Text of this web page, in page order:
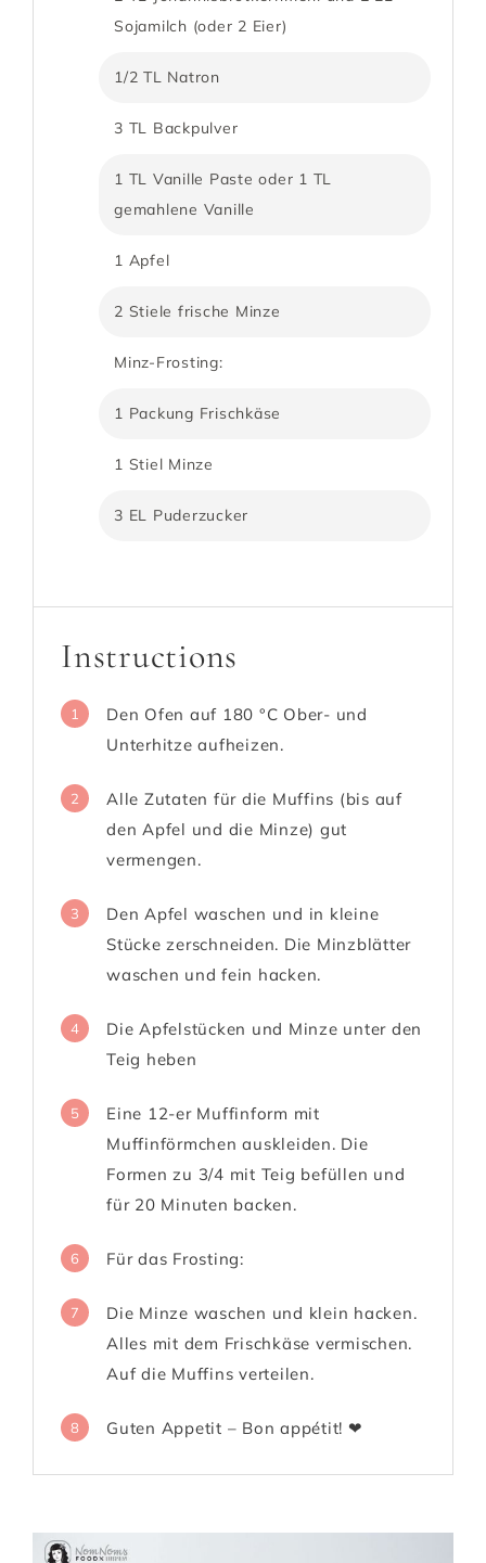
Sojamilch (oder 2 Eier)
1/2 TL Natron
3 TL Backpulver
1 TL Vanille Paste oder 1 TL
gemahlene Vanille
1 Apfel
2 Stiele frische Minze
Minz-Frosting:
1 Packung Frischkäse
1 Stiel Minze
3 EL Puderzucker
Instructions
1
Den Ofen auf 180 °C Ober- und
Unterhitze aufheizen.
2
Alle Zutaten für die Muffins (bis auf
den Apfel und die Minze) gut
vermengen.
3
Den Apfel waschen und in kleine
Stücke zerschneiden. Die Minzblätter
waschen und fein hacken.
4
Die Apfelstücken und Minze unter den
Teig heben
5
Eine 12-er Muffinform mit
Muffinförmchen auskleiden. Die
Formen zu 3/4 mit Teig befüllen und
für 20 Minuten backen.
6 Für das Frosting:
7
Die Minze waschen und klein hacken.
Alles mit dem Frischkäse vermischen.
Auf die Muffins verteilen.
8 Guten Appetit – Bon appétit! ❤